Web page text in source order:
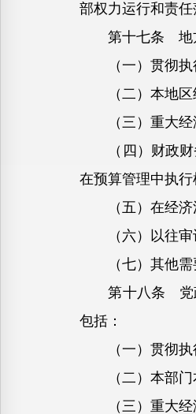
部权力运行和责
第十七条 地方
（一）贯彻执
（二）本地区
（三）重大经
（四）财政财务
在预算管理中执行
（五）在经济活
（六）以往审
（七）其他需
第十八条 党政
包括：
（一）贯彻执
（二）本部门本
（三）重大经